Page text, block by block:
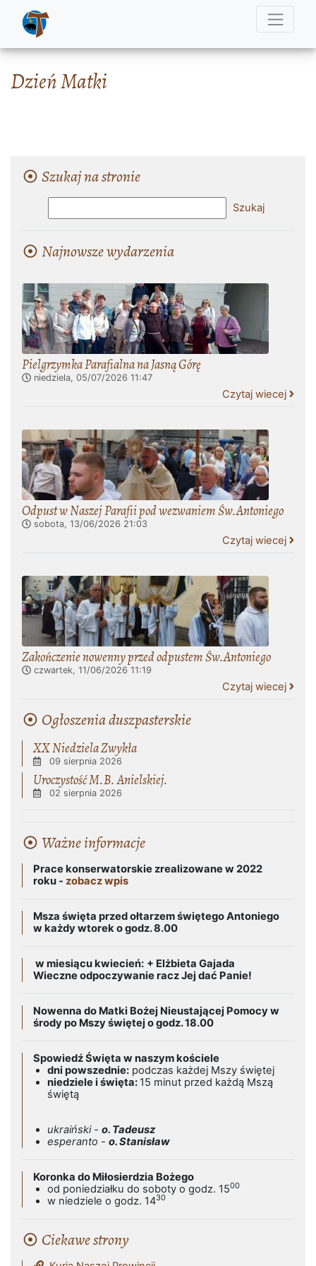
Dzień Matki
Szukaj na stronie
Najnowsze wydarzenia
Pielgrzymka Parafialna na Jasną Górę
niedziela, 05/07/2026 11:47
Czytaj wiecej
Odpust w Naszej Parafii pod wezwaniem Św.Antoniego
sobota, 13/06/2026 21:03
Czytaj wiecej
Zakończenie nowenny przed odpustem Św.Antoniego
czwartek, 11/06/2026 11:19
Czytaj wiecej
Ogłoszenia duszpasterskie
XX Niedziela Zwykła
09 sierpnia 2026
Uroczystość M.B. Anielskiej.
02 sierpnia 2026
Ważne informacje
Prace konserwatorskie zrealizowane w 2022
roku - zobacz wpis
Msza święta przed ołtarzem świętego Antoniego
w każdy wtorek o godz. 8.00
w miesiącu kwiecień: + Elżbieta Gajada
Wieczne odpoczywanie racz Jej dać Panie!
Nowenna do Matki Bożej Nieustającej Pomocy w
środy po Mszy świętej o godz. 18.00
Spowiedź Święta w naszym kościele
dni powszednie: podczas każdej Mszy świętej
niedziele i święta: 15 minut przed każdą Mszą
świętą
ukraiński - o. Tadeusz
esperanto - o. Stanisław
Koronka do Miłosierdzia Bożego
od poniedziałku do soboty o godz. 1500
w niedziele o godz. 1430
Ciekawe strony